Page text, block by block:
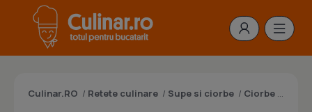
Culinar.RO / Retete culinare / Supe si ciorbe / Ciorbe